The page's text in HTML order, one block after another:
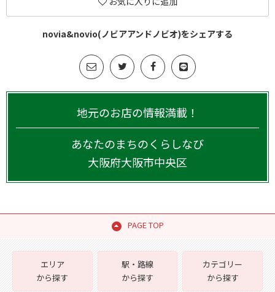
novia&novio(ノビアアンドノビオ)をシェアする
地元のお店の情報満載！
あなたのまちのくらしなび
大阪府大阪市中央区
PAGE TOP
エリア
から探す
駅・路線
から探す
カテゴリー
から探す